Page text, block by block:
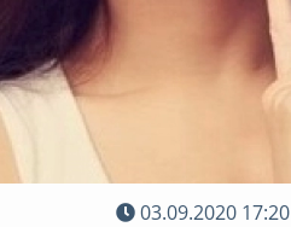
03.09.2020 17:20